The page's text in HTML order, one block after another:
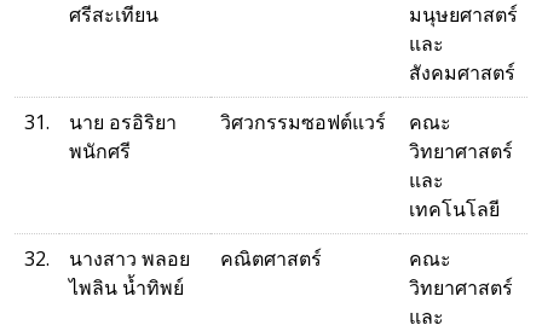
ศรีสะเทียน
มนุษยศาสตร์
และ
สังคมศาสตร์
31.
นาย อรอิริยา
พนักศรี
วิศวกรรมซอฟต์แวร์
คณะ
วิทยาศาสตร์
และ
เทคโนโลยี
32.
นางสาว พลอย
ไพลิน น้ำทิพย์
คณิตศาสตร์
คณะ
วิทยาศาสตร์
และ